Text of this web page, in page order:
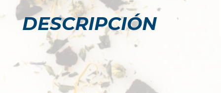
DESCRIPCIÓN